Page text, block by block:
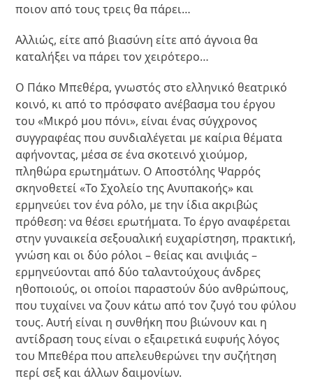
ποιον από τους τρεις θα πάρει…
Αλλιώς, είτε από βιασύνη είτε από άγνοια θα
καταλήξει να πάρει τον χειρότερο…
Ο Πάκο Μπεθέρα, γνωστός στο ελληνικό θεατρικό
κοινό, κι από το πρόσφατο ανέβασμα του έργου
του «Μικρό μου πόνι», είναι ένας σύγχρονος
συγγραφέας που συνδιαλέγεται με καίρια θέματα
αφήνοντας, μέσα σε ένα σκοτεινό χιούμορ,
πληθώρα ερωτημάτων. Ο Αποστόλης Ψαρρός
σκηνοθετεί «Το Σχολείο της Ανυπακοής» και
ερμηνεύει τον ένα ρόλο, με την ίδια ακριβώς
πρόθεση: να θέσει ερωτήματα. Το έργο αναφέρεται
στην γυναικεία σεξουαλική ευχαρίστηση, πρακτική,
γνώση και οι δύο ρόλοι – θείας και ανιψιάς –
ερμηνεύονται από δύο ταλαντούχους άνδρες
ηθοποιούς, οι οποίοι παραστούν δύο ανθρώπους,
που τυχαίνει να ζουν κάτω από τον ζυγό του φύλου
τους. Αυτή είναι η συνθήκη που βιώνουν και η
αντίδραση τους είναι ο εξαιρετικά ευφυής λόγος
του Μπεθέρα που απελευθερώνει την συζήτηση
περί σεξ και άλλων δαιμονίων.